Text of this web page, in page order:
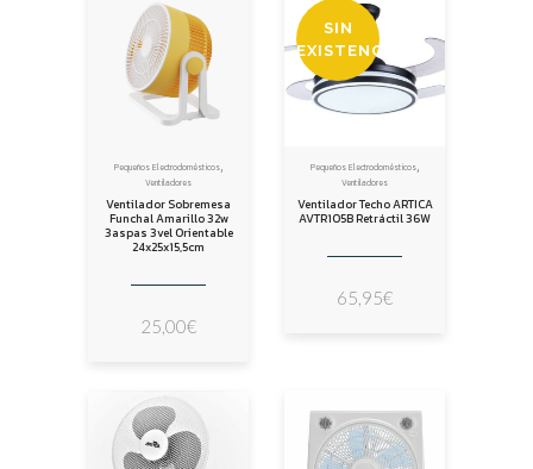
Pequeños Electrodomésticos,
Ventiladores
Ventilador Sobremesa
Funchal Amarillo 32w
3aspas 3vel Orientable
24x25x15,5cm
25,00€
SIN
EXISTENCIAS
Pequeños Electrodomésticos,
Ventiladores
Ventilador Techo ARTICA
AVTR105B Retráctil 36W
65,95€